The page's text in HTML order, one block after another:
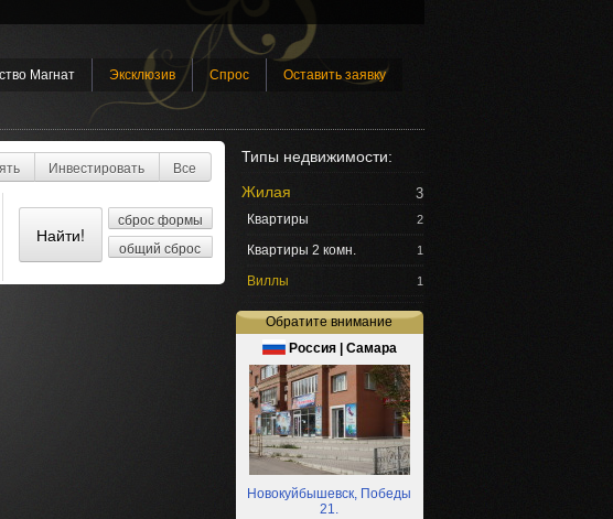
Магнат Эксклюзив Спрос Оставить заявку
Инвестировать Все
Типы недвижимости:
3
Жилая
2
Квартиры
1
Квартиры 2 комн.
1
Виллы
Обратите внимание
Россия | Самара
Новокуйбышевск, Победы
21.